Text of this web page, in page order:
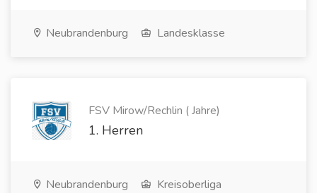
Neubrandenburg Landesklasse
FSV Mirow/Rechlin ( Jahre)
1. Herren
Neubrandenburg Kreisoberliga